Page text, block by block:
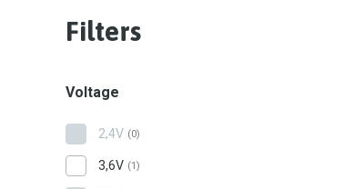
Filters
Voltage
2,4V (0)
3,6V (1)